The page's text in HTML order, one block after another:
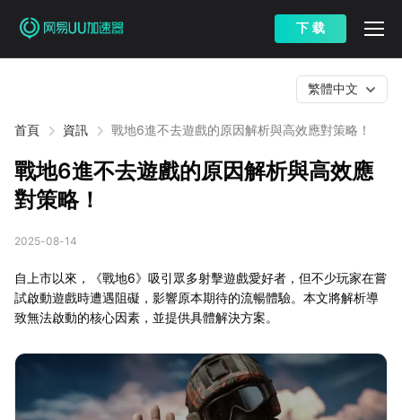
下 载
首頁 資訊 戰地6進不去遊戲的原因解析與高效應對策略！
繁體中文
戰地6進不去遊戲的原因解析與高效應
對策略！
2025-08-14
自上市以來，《戰地6》吸引眾多射擊遊戲愛好者，但不少玩家在嘗
試啟動遊戲時遭遇阻礙，影響原本期待的流暢體驗。本文將解析導
致無法啟動的核心因素，並提供具體解決方案。